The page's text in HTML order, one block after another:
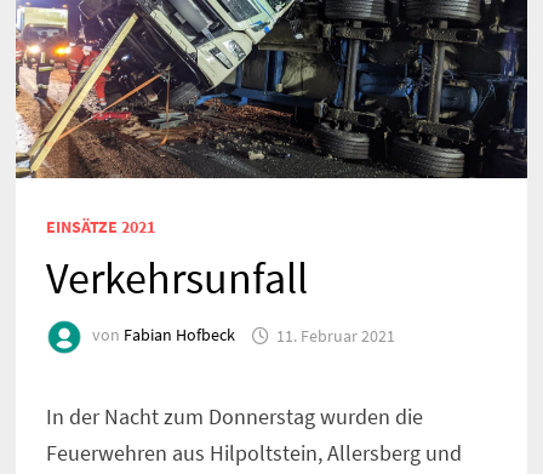
EINSÄTZE 2021
Verkehrsunfall
von Fabian Hofbeck 11. Februar 2021
In der Nacht zum Donnerstag wurden die
Feuerwehren aus Hilpoltstein, Allersberg und